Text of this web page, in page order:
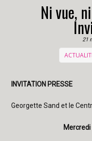
Ni vue,
21
INVITATION PRESSE
Georgette Sand et le